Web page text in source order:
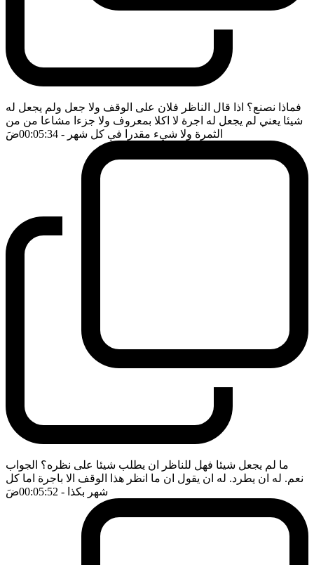
فماذا نصنع؟ اذا قال الناظر فلان على الوقف ولا جعل ولم يجعل له
شيئا يعني لم يجعل له اجرة لا اكلا بمعروف ولا جزءا مشاعا من من
الثمرة ولا شيء مقدرا في كل شهر - 00:05:34 ضَ
ما لم يجعل شيئا فهل للناظر ان يطلب شيئا على نظره؟ الجواب
نعم. له ان يطرد. له ان يقول ان ما انظر هذا الوقف الا باجرة اما كل
شهر بكذا - 00:05:52 ضَ